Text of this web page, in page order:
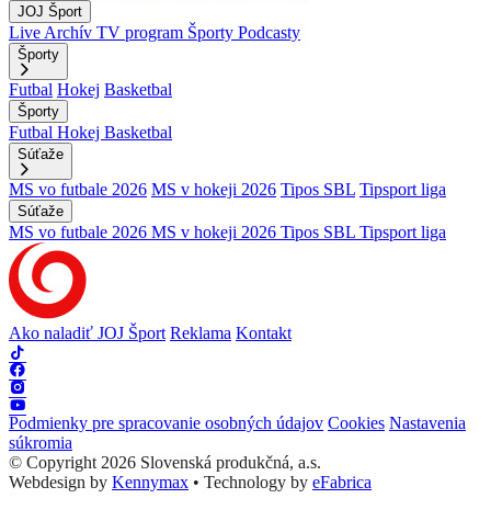
JOJ Šport
Live Archív TV program Športy Podcasty
Športy
Futbal Hokej Basketbal
Športy
Futbal Hokej Basketbal
Súťaže
MS vo futbale 2026 MS v hokeji 2026 Tipos SBL Tipsport liga
Súťaže
MS vo futbale 2026 MS v hokeji 2026 Tipos SBL Tipsport liga
Ako naladiť JOJ Šport Reklama Kontakt
Podmienky pre spracovanie osobných údajov Cookies Nastavenia
súkromia
© Copyright 2026 Slovenská produkčná, a.s.
Webdesign by Kennymax • Technology by eFabrica